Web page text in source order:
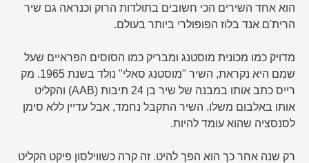
הוא אחד השירים הכי חשובים בתולדות הרוק וכנראה גם שיר
הרית'ם אנד בלוז הפופולרי ביותר בעולם.
מדויק כמו מכונית מוסטנג ומבריק כמו הסוסים הפראיים שעל
שמם היא נקראת, השיר "מוסטנג סאלי" נולד בשנת 1965. מק
רייס כתב אותו במבנה של שיר בן 24 תיבות (AAB) והקליט
אותו באלבום משלו. השיר התקבל נחמד, אבל עדיין ללא סימן
לסנסציה שהוא עומד להיות.
רק שנה אחר כך הוא הפך להיט. זה קרה כשווילסון פיקט הקליט